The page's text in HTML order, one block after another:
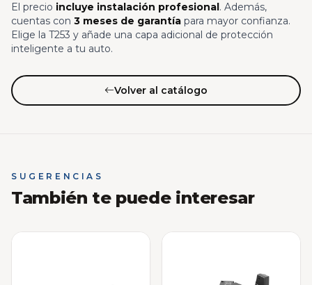
El precio incluye instalación profesional . Además,
cuentas con 3 meses de garantía para mayor confianza.
Elige la T253 y añade una capa adicional de protección
inteligente a tu auto.
Volver al catálogo
SUGERENCIAS
También te puede interesar